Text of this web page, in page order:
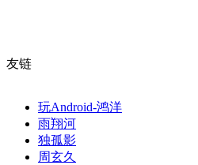
友链
玩Android-鸿洋
雨翔河
独孤影
周玄久